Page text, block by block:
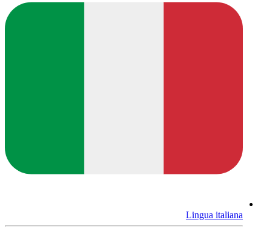
Lingua italiana